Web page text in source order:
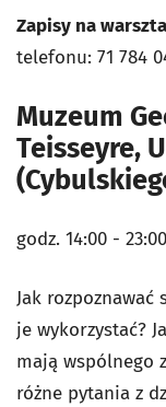
Zapisy na
telefonu: 71 784
Muzeum
Teisseyre,
godz. 14:00 - 23:00
Jak rozpoznawać
je wykorzystać?
mają wspólnego
różne pytania z